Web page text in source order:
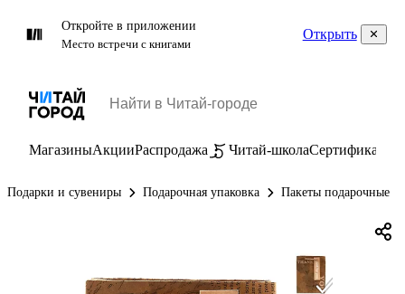
Откройте в приложении
Место встречи с книгами
Открыть
МагазиныАкцииРаспродажа Читай-школаСертификаты
Подарки и сувениры Подарочная упаковка Пакеты подарочные